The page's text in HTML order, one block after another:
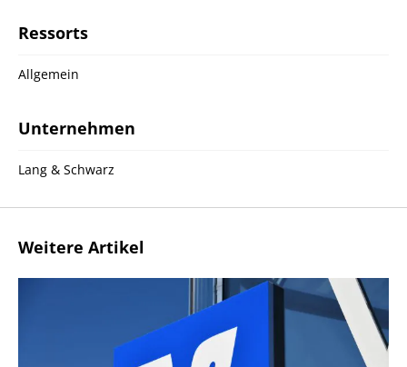
Ressorts
Allgemein
Unternehmen
Lang & Schwarz
Weitere Artikel